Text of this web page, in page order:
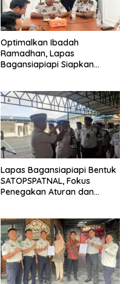
Optimalkan Ibadah
Ramadhan, Lapas
Bagansiapiapi Siapkan
Lapas Bagansiapiapi Bentuk
SATOPSPATNAL, Fokus
Penegakan Aturan dan